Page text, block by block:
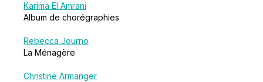
Karima El Amrani
Album de chorégraphies
Rebecca Journo
La Ménagère
Christine Armanger